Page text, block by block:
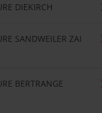
DIEKIRCH
SANDWEILER ZAI
BERTRANGE